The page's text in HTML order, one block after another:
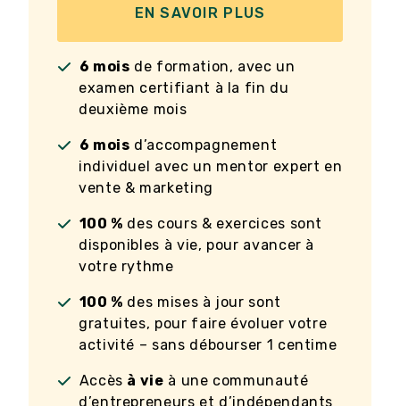
EN SAVOIR PLUS
6 mois de formation, avec un
examen certifiant à la fin du
deuxième mois
6 mois d’accompagnement
individuel avec un mentor expert en
vente & marketing
100 % des cours & exercices sont
disponibles à vie, pour avancer à
votre rythme
100 % des mises à jour sont
gratuites, pour faire évoluer votre
activité – sans débourser 1 centime
Accès à vie à une communauté
d’entrepreneurs et d’indépendants